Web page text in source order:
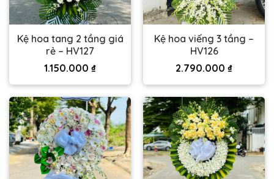
Kệ hoa tang 2 tầng giá
rẻ – HV127
1.150.000 ₫
Kệ hoa viếng 3 tầng –
HV126
2.790.000 ₫